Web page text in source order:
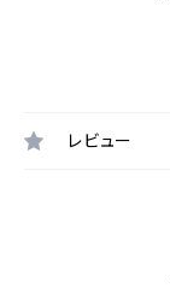
レビュー